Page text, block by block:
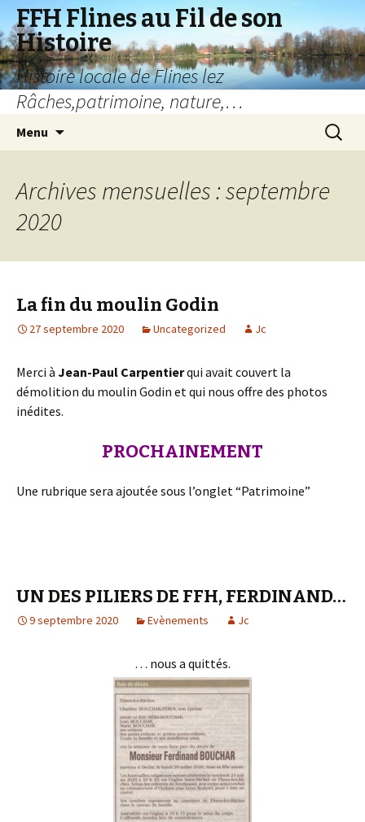
FFH Flines au Fil de son
Histoire
Histoire locale de Flines lez
Râches,patrimoine, nature,…
Menu
Archives mensuelles : septembre
2020
La fin du moulin Godin
27 septembre 2020 Uncategorized Jc
Merci à Jean-Paul Carpentierqui avait couvert la
démolition du moulin Godin et qui nous offre des photos
inédites.
PROCHAINEMENT
Une rubrique sera ajoutée sous l’onglet “Patrimoine”
UN DES PILIERS DE FFH, FERDINAND…
9 septembre 2020 Evènements Jc
… nous a quittés.